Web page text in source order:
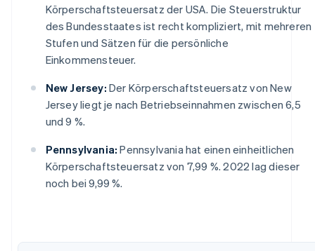
Körperschaftsteuersatz der USA. Die Steuerstruktur
des Bundesstaates ist recht kompliziert, mit mehreren
Stufen und Sätzen für die persönliche
Einkommensteuer.
New Jersey: Der Körperschaftsteuersatz von New
Jersey liegt je nach Betriebseinnahmen zwischen 6,5
und 9 %.
Pennsylvania: Pennsylvania hat einen einheitlichen
Körperschaftsteuersatz von 7,99 %. 2022 lag dieser
noch bei 9,99 %.